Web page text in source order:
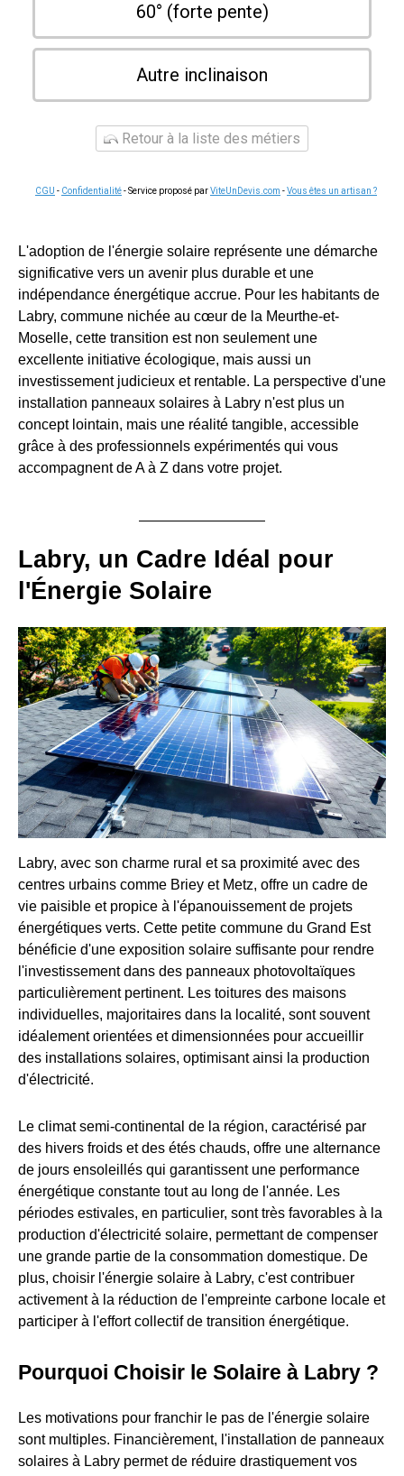
60° (forte pente)
Autre inclinaison
Retour à la liste des métiers
CGU - Confidentialité- Service proposé parViteUnDevis.com -Vous êtes un artisan ?
L'adoption de l'énergie solaire représente une démarche
significative vers un avenir plus durable et une
indépendance énergétique accrue. Pour les habitants de
Labry, commune nichée au cœur de la Meurthe-et-
Moselle, cette transition est non seulement une
excellente initiative écologique, mais aussi un
investissement judicieux et rentable. La perspective d'une
installation panneaux solaires à Labry n'est plus un
concept lointain, mais une réalité tangible, accessible
grâce à des professionnels expérimentés qui vous
accompagnent de A à Z dans votre projet.
Labry, un Cadre Idéal pour
l'Énergie Solaire
Labry, avec son charme rural et sa proximité avec des
centres urbains comme Briey et Metz, offre un cadre de
vie paisible et propice à l'épanouissement de projets
énergétiques verts. Cette petite commune du Grand Est
bénéficie d'une exposition solaire suffisante pour rendre
l'investissement dans des panneaux photovoltaïques
particulièrement pertinent. Les toitures des maisons
individuelles, majoritaires dans la localité, sont souvent
idéalement orientées et dimensionnées pour accueillir
des installations solaires, optimisant ainsi la production
d'électricité.
Le climat semi-continental de la région, caractérisé par
des hivers froids et des étés chauds, offre une alternance
de jours ensoleillés qui garantissent une performance
énergétique constante tout au long de l'année. Les
périodes estivales, en particulier, sont très favorables à la
production d'électricité solaire, permettant de compenser
une grande partie de la consommation domestique. De
plus, choisir l'énergie solaire à Labry, c'est contribuer
activement à la réduction de l'empreinte carbone locale et
participer à l'effort collectif de transition énergétique.
Pourquoi Choisir le Solaire à Labry ?
Les motivations pour franchir le pas de l'énergie solaire
sont multiples. Financièrement, l'installation de panneaux
solaires à Labry permet de réduire drastiquement vos